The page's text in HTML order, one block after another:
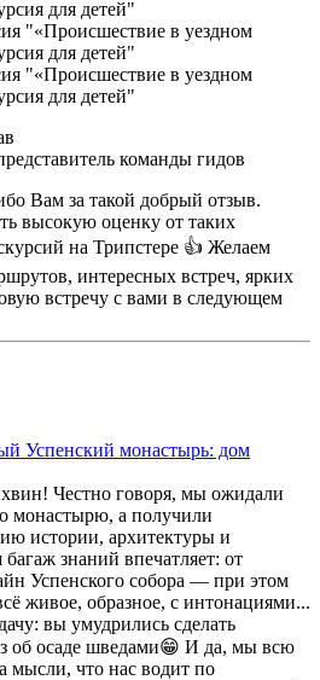
команды гидов
Вам за такой добрый отзыв.
высокую оценку от таких
на Трипстере 👍 Желаем
интересных встреч, ярких
встречу с вами в следующем
Успенский монастырь: дом
Честно говоря, мы ожидали
монастырю, а получили
истории, архитектуры и
знаний впечатляет: от
Успенского собора — при этом
живое, образное, с интонациями...
вы умудрились сделать
об осаде шведами😁 И да, мы всю
мысли, что нас водит по